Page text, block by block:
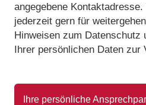
angegebene
jederzeit gern für
Hinweisen zum Datenschutz
Ihrer persönlichen Daten zur
Ihre persönliche